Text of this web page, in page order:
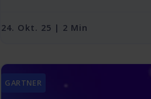
24. Okt. 25 | 2 Min
GARTNER